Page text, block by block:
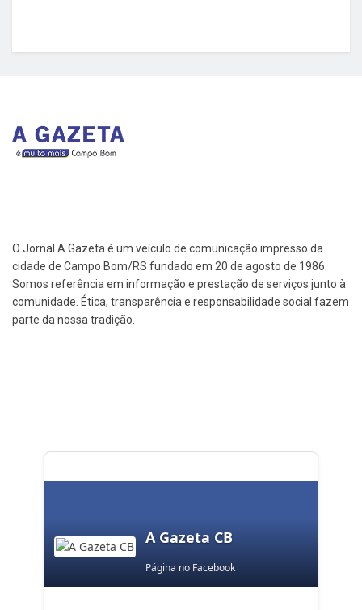
O Jornal A Gazeta é um veículo de comunicação impresso da
cidade de Campo Bom/RS fundado em 20 de agosto de 1986.
Somos referência em informação e prestação de serviços junto à
comunidade. Ética, transparência e responsabilidade social fazem
parte da nossa tradição.
A Gazeta CB
Página no Facebook